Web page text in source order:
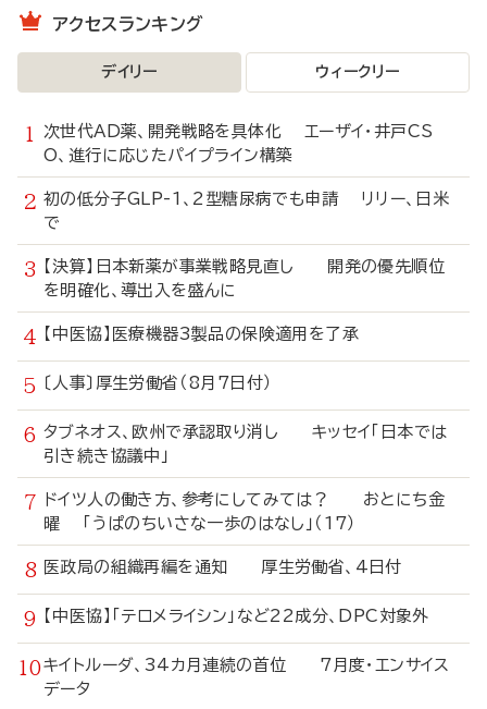
アクセスランキング
デイリー ウィークリー
次世代AD薬、開発戦略を具体化 エーザイ・井戸CS
O、進行に応じたパイプライン構築
初の低分子GLP-1、2型糖尿病でも申請 リリー、日米
で
【決算】日本新薬が事業戦略見直し 開発の優先順位
を明確化、導出入を盛んに
【中医協】医療機器3製品の保険適用を了承
〔人事〕厚生労働省（8月7日付）
タブネオス、欧州で承認取り消し キッセイ「日本では
引き続き協議中」
ドイツ人の働き方、参考にしてみては？ おとにち金
曜 「うぱのちいさな一歩のはなし」（17）
医政局の組織再編を通知 厚生労働省、4日付
【中医協】「テロメライシン」など22成分、DPC対象外
キイトルーダ、34カ月連続の首位 7月度・エンサイス
データ